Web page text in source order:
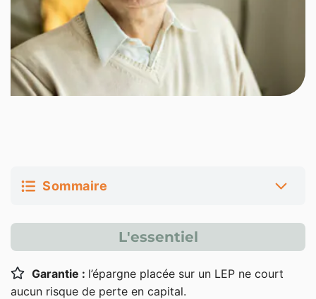
Sommaire
Définition du LEP
Les avantages du LEP
L'essentiel
Garantie : l’épargne placée sur un LEP ne court
aucun risque de perte en capital.